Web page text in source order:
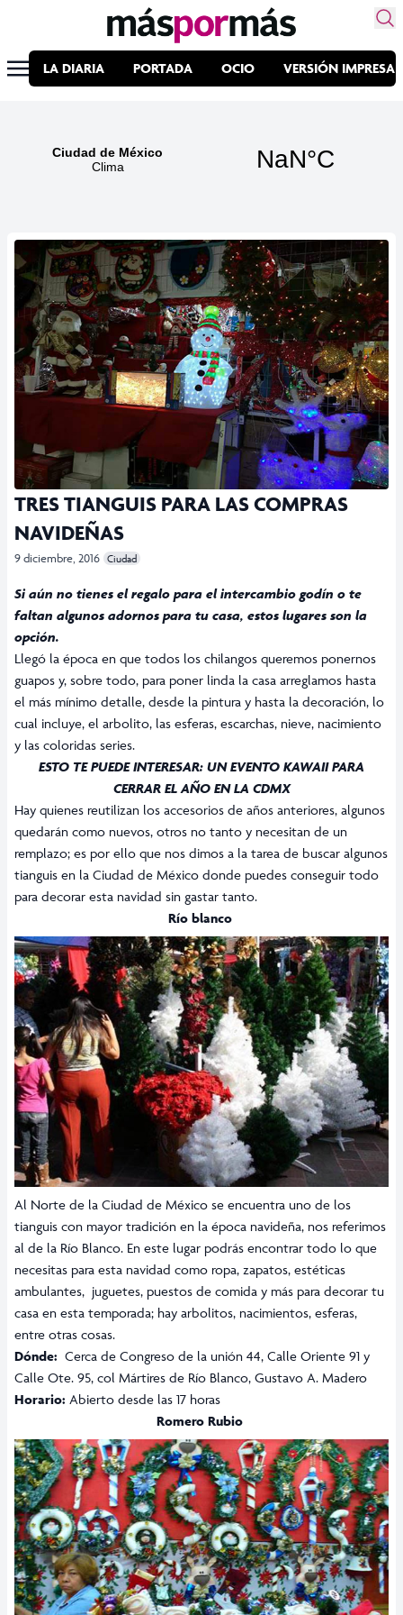
LA DIARIA PORTADA OCIO VERSIÓN IMPRESA
TRES TIANGUIS PARA LAS COMPRAS
NAVIDEÑAS
9 diciembre, 2016 Ciudad
Si aún no tienes el regalo para el intercambio godín o te
faltan algunos adornos para tu casa, estos lugares son la
opción.
Llegó la época en que todos los chilangos queremos ponernos
guapos y, sobre todo, para poner linda la casa arreglamos hasta
el más mínimo detalle, desde la pintura y hasta la decoración, lo
cual incluye, el arbolito, las esferas, escarchas, nieve, nacimiento
y las coloridas series.
ESTO TE PUEDE INTERESAR: UN EVENTO KAWAII PARA
CERRAR EL AÑO EN LA CDMX
Hay quienes reutilizan los accesorios de años anteriores, algunos
quedarán como nuevos, otros no tanto y necesitan de un
remplazo; es por ello que nos dimos a la tarea de buscar algunos
tianguis en la Ciudad de México donde puedes conseguir todo
para decorar esta navidad sin gastar tanto.
Río blanco
Al Norte de la Ciudad de México se encuentra uno de los
tianguis con mayor tradición en la época navideña, nos referimos
al de la Río Blanco. En este lugar podrás encontrar todo lo que
necesitas para esta navidad como ropa, zapatos, estéticas
ambulantes, juguetes, puestos de comida y más para decorar tu
casa en esta temporada; hay arbolitos, nacimientos, esferas,
entre otras cosas.
Dónde: Cerca de Congreso de la unión 44, Calle Oriente 91 y
Calle Ote. 95, col Mártires de Río Blanco, Gustavo A. Madero
Horario: Abierto desde las 17 horas
Romero Rubio